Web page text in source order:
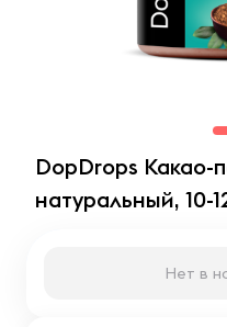
DopDrops Какао-
натуральный, 10-
Нет в